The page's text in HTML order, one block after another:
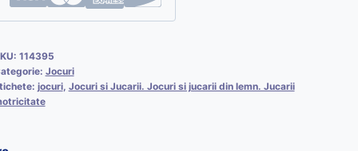
114395
Jocuri
jocuri, Jocuri si Jucarii. Jocuri si jucarii din lemn. Jucarii